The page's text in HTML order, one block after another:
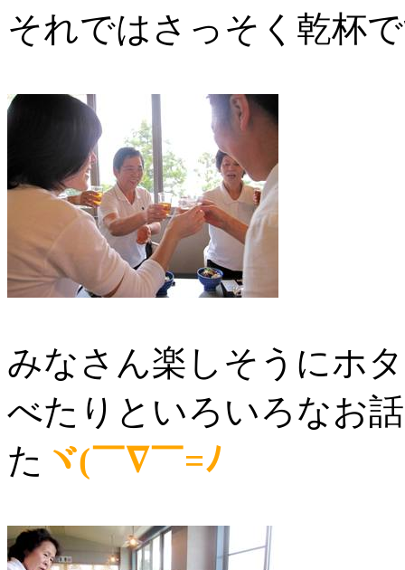
それではさっそく乾杯
みなさん楽しそうにホ
べたりといろいろなお
た ヾ(￣∇￣=ﾉ